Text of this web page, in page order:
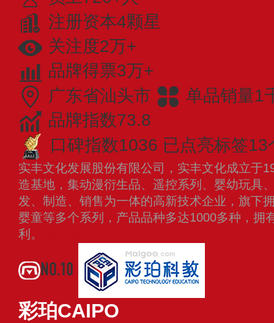
注册资本4颗星
关注度2万+
品牌得票3万+
广东省汕头市
单品销量1
品牌指数73.8
口碑指数1036 已点亮标签13
实丰文化发展股份有限公司，实丰文化成立于
造基地，集动漫衍生品、遥控系列、婴幼玩具
发、制造、销售为一体的高新技术企业，旗下
婴童等多个系列，产品品种多达1000多种，拥
利。
NO.10
彩珀CAIPO